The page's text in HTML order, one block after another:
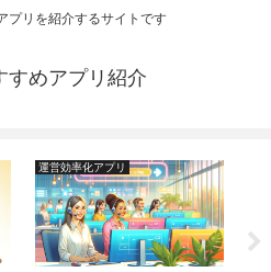
プリを紹介するサイトです
すめアプリ紹介
運営効率化アプリ